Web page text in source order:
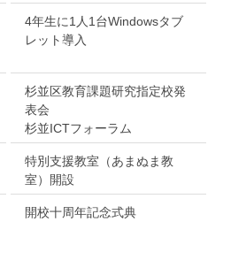
4年生に1人1台Windowsタブ
レット導入
杉並区教育課題研究指定校発
表会
杉並ICTフォーラム
特別支援教室（あまぬま教
室）開設
開校十周年記念式典